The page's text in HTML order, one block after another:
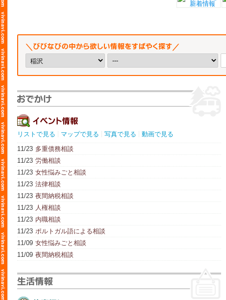
リストで見る マップで見る 写真で見る
動画で見る
11/23 多重債務相談
11/23 労働相談
11/23 女性悩みごと相談
11/23 法律相談
11/23 夜間納税相談
11/23 人権相談
11/23 内職相談
11/23 ポルトガル語による相談
11/09 女性悩みごと相談
11/09 夜間納税相談